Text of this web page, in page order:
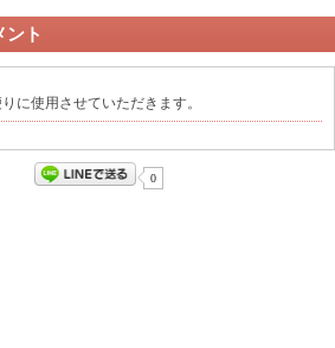
ト
に使用させていただきます。
0